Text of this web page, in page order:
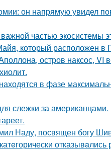
он напрямую увидел
частью экосистемы
который расположен в
остров наксос, VI
в фазе
слежки за американцами.
Наду, посвящен богу
отказывaлись